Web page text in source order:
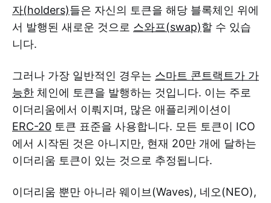
자(holders)들은 자신의 토큰을 해당 블록체인 위에
서 발행된 새로운 것으로 스와프(swap)할 수 있습
니다.
그러나 가장 일반적인 경우는 스마트 콘트랙트가 가
능한 체인에 토큰을 발행하는 것입니다. 이는 주로
이더리움에서 이뤄지며, 많은 애플리케이션이
ERC-20 토큰 표준을 사용합니다. 모든 토큰이 ICO
에서 시작된 것은 아니지만, 현재 20만 개에 달하는
이더리움 토큰이 있는 것으로 추정됩니다.
이더리움 뿐만 아니라 웨이브(Waves), 네오(NEO),